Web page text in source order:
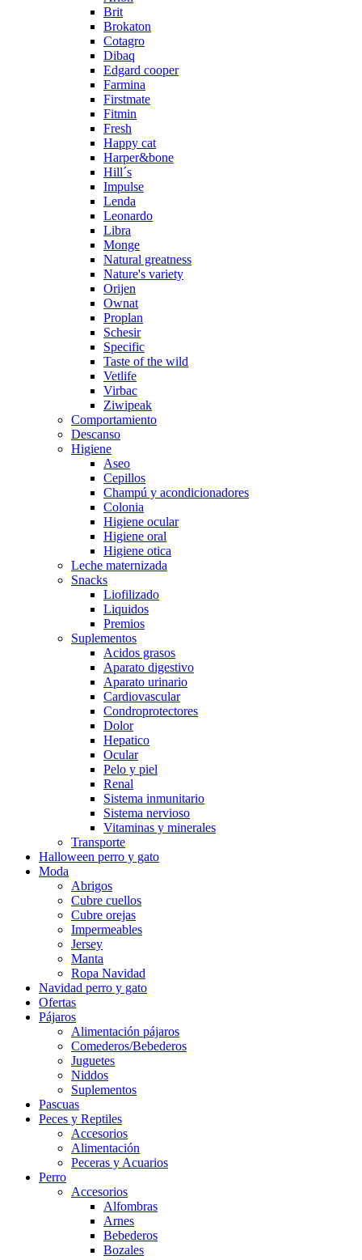
Brit
Brokaton
Cotagro
Dibaq
Edgard cooper
Farmina
Firstmate
Fitmin
Fresh
Happy cat
Harper&bone
Hill´s
Impulse
Lenda
Leonardo
Libra
Monge
Natural greatness
Nature's variety
Orijen
Ownat
Proplan
Schesir
Specific
Taste of the wild
Vetlife
Virbac
Ziwipeak
Comportamiento
Descanso
Higiene
Aseo
Cepillos
Champú y acondicionadores
Colonia
Higiene ocular
Higiene oral
Higiene otica
Leche maternizada
Snacks
Liofilizado
Liquidos
Premios
Suplementos
Acidos grasos
Aparato digestivo
Aparato urinario
Cardiovascular
Condroprotectores
Dolor
Hepatico
Ocular
Pelo y piel
Renal
Sistema inmunitario
Sistema nervioso
Vitaminas y minerales
Transporte
Halloween perro y gato
Moda
Abrigos
Cubre cuellos
Cubre orejas
Impermeables
Jersey
Manta
Ropa Navidad
Navidad perro y gato
Ofertas
Pájaros
Alimentación pájaros
Comederos/Bebederos
Juguetes
Niddos
Suplementos
Pascuas
Peces y Reptiles
Accesorios
Alimentación
Peceras y Acuarios
Perro
Accesorios
Alfombras
Arnes
Bebederos
Bozales